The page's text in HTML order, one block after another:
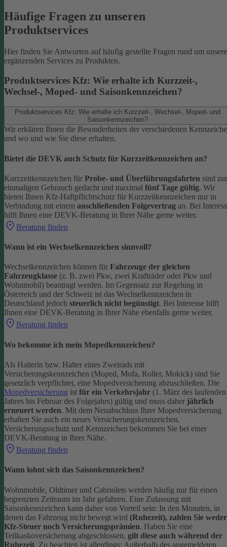
Häufige Fragen zu unseren
Produktservices
Hier finden Sie Antworten auf häufig gestellte Fragen rund um unsere
ergänzenden Services zu Produkten.
Produktservices Kfz: Wie erhalte ich Kurzzeit-,
Wechsel-, Moped- und Saisonkennzeichen?
Produktservices Kfz: Wie erhalte ich Kurzzeit-, Wechsel-, Moped- und
Saisonkennzeichen?
Wir erklären Ihnen die Besonderheiten der verschiedenen
und wo und wie Sie diese erhalten.
Bietet die DEVK auch Schutz für Kurzzeitkennzeichen an?
Kurzzeitkennzeichen für Probe- und Überführungsfahrten sind
einmaligen Gebrauch gedacht und maximal fünf Tage gültig. Wir
bieten Ihnen Kfz-Haftpflichtschutz für Kurzzeitkennzeichen nur in
Verbindung mit einem anschließenden Folgevertrag an. Bei
hilft Ihnen eine DEVK-Beratung in Ihrer Nähe gerne weiter.
Beratung finden
Wann ist ein Wechselkennzeichen sinnvoll?
Wechselkennzeichen können für Fahrzeuge der gleichen
Fahrzeugklasse (z. B. zwei Pkw, zwei Krafträder oder Pkw und
Wohnmobil) beantragt werden. Im Gegensatz zur Regelung in
Österreich und der Schweiz ist das Wechselkennzeichen in
Deutschland jedoch steuerlich nicht begünstigt. Bei Interesse hilft
Ihnen eine DEVK-Beratung in Ihrer Nähe ebenfalls gerne weiter.
Beratung finden
Wo bekomme ich mein Mopedkennzeichen?
Als Halterin bzw. Halter eines Zweirads mit
Versicherungskennzeichen (Moped, Mofa, Roller, Mokick) sind Sie
gesetzlich verpflichtet, eine Mopedversicherung abzuschließen. Die
Mopedversicherung ist für ein Verkehrsjahr (1. März des laufenden
Jahres bis Februar des Folgejahrs) gültig und muss daher jährlich
erneuert werden. Mit dem Neuabschluss Ihrer Mopedversicherung
erhalten Sie auch ein neues Versicherungskennzeichen.
Versicherungsschutz und Kennzeichen bekommen Sie bei einer
DEVK-Beratung in Ihrer Nähe.
Beratung finden
Wann lohnt sich das Saisonkennzeichen?
Wohnmobile, Oldtimer und Cabriolets werden häufig nur für einen
begrenzten Zeitraum im Jahr gefahren. Eine Zulassung mit
Saisonkennzeichen kann daher von Vorteil sein: In den Monaten, in
denen das Fahrzeug nicht bewegt wird (Ruhezeit), zahlen Sie weder
Kfz-Steuer noch Versicherungsprämien. Haben Sie eine
Teilkaskoversicherung abgeschlossen, gilt diese auch während der
Ruhezeit. Zu beachten ist allerdings: Außerhalb des angemeldeten